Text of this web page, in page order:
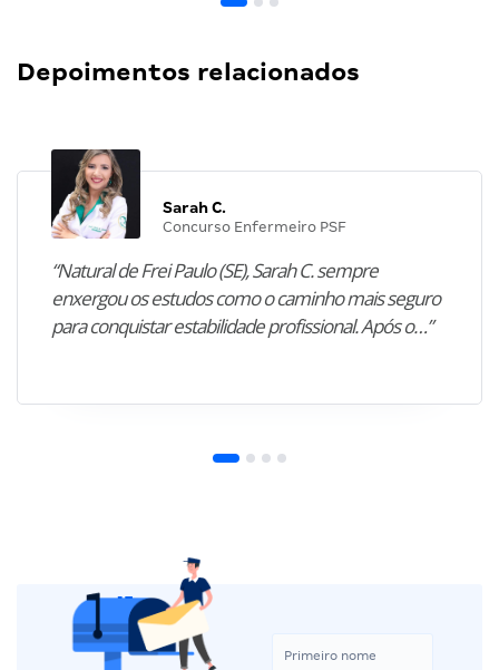
Depoimentos relacionados
Sarah C.
Concurso Enfermeiro PSF
“Natural de Frei Paulo (SE), Sarah C. sempre
enxergou os estudos como o caminho mais seguro
para conquistar estabilidade profissional. Após o…”